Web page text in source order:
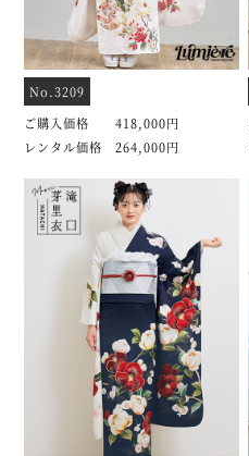
No.3209
ご購入価格 418,000円
レンタル価格 264,000円